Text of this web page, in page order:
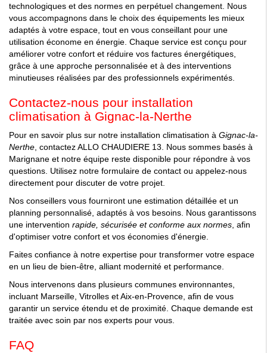
technologiques et des normes en perpétuel changement. Nous
vous accompagnons dans le choix des équipements les mieux
adaptés à votre espace, tout en vous conseillant pour une
utilisation économe en énergie. Chaque service est conçu pour
améliorer votre confort et réduire vos factures énergétiques,
grâce à une approche personnalisée et à des interventions
minutieuses réalisées par des professionnels expérimentés.
Contactez-nous pour installation
climatisation à Gignac-la-Nerthe
Pour en savoir plus sur notre installation climatisation à Gignac-la-
Nerthe , contactez ALLO CHAUDIERE 13. Nous sommes basés à
Marignane et notre équipe reste disponible pour répondre à vos
questions. Utilisez notre formulaire de contact ou appelez-nous
directement pour discuter de votre projet.
Nos conseillers vous fourniront une estimation détaillée et un
planning personnalisé, adaptés à vos besoins. Nous garantissons
une intervention rapide, sécurisée et conforme aux normes , afin
d'optimiser votre confort et vos économies d'énergie.
Faites confiance à notre expertise pour transformer votre espace
en un lieu de bien-être, alliant modernité et performance.
Nous intervenons dans plusieurs communes environnantes,
incluant Marseille, Vitrolles et Aix-en-Provence, afin de vous
garantir un service étendu et de proximité. Chaque demande est
traitée avec soin par nos experts pour vous.
FAQ